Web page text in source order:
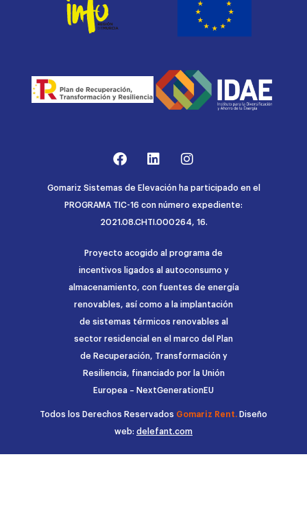
Gomariz Sistemas de Elevación ha participado en el
PROGRAMA TIC-16 con número expediente:
2021.08.CHTI.000264, 16.
Proyecto acogido al programa de
incentivos ligados al autoconsumo y
almacenamiento, con fuentes de energía
renovables, así como a la implantación
de sistemas térmicos renovables al
sector residencial en el marco del Plan
de Recuperación, Transformación y
Resiliencia, financiado por la Unión
Europea – NextGenerationEU
Todos los Derechos Reservados Gomariz Rent. Diseño
web: delefant.com